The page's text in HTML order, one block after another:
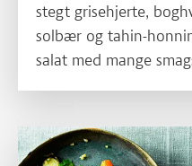
stegt grisehjerte,
solbær og tahin-honning dressing. En delikat
salat med mange
Læs mere om Bulgursalat